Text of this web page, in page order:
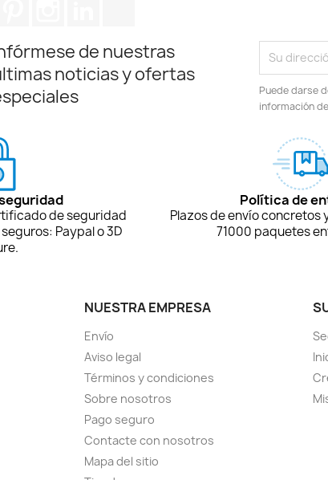
de nuestras
noticias y ofertas
Puede darse
información
de seguridad
Paypal o 3D
Política de
Plazos de envío concretos
71000 paquetes
NUESTRA EMPRESA
Envío
Aviso legal
Términos y condiciones
Sobre nosotros
Pago seguro
Contacte con nosotros
Mapa del sitio